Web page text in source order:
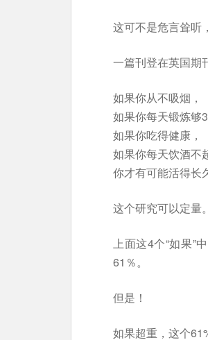
这可不是危言耸听
一篇刊登在英国期
如果你从不吸烟，
如果你每天锻炼够
如果你吃得健康，
如果你每天饮酒不
你才有可能活得长
这个研究可以定量。
上面这4个“如果”
61％。
但是！
如果超重，这个